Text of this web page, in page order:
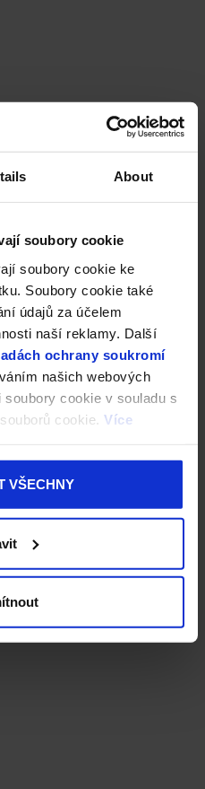
About
soubory cookie
soubory cookie ke
Soubory cookie také
údajů za účelem
naší reklamy. Další
ochrany soukromí
našich webových
cookie v souladu s
cookie. Více
VŠECHNY